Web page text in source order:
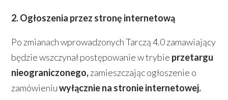
2. Ogłoszenia przez stronę internetową
Po zmianach wprowadzonych Tarczą 4.0 zamawiający
będzie wszczynał postępowanie w trybie przetargu
nieograniczonego,zamieszczając ogłoszenie o
zamówieniuwyłącznie na stronie internetowej.